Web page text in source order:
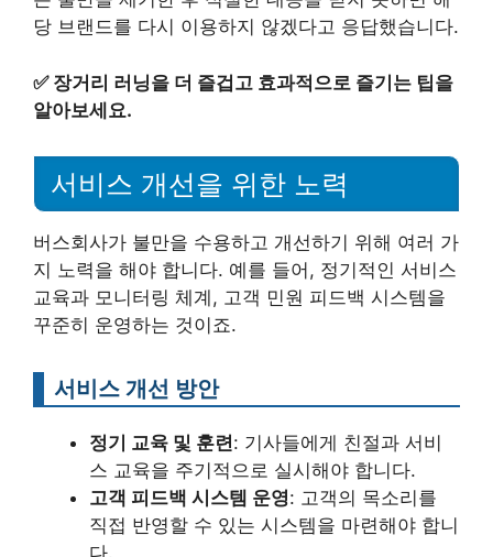
당 브랜드를 다시 이용하지 않겠다고 응답했습니다.
✅ 장거리 러닝을 더 즐겁고 효과적으로 즐기는 팁을
알아보세요.
서비스 개선을 위한 노력
버스회사가 불만을 수용하고 개선하기 위해 여러 가
지 노력을 해야 합니다. 예를 들어, 정기적인 서비스
교육과 모니터링 체계, 고객 민원 피드백 시스템을
꾸준히 운영하는 것이죠.
서비스 개선 방안
정기 교육 및 훈련: 기사들에게 친절과 서비
스 교육을 주기적으로 실시해야 합니다.
고객 피드백 시스템 운영: 고객의 목소리를
직접 반영할 수 있는 시스템을 마련해야 합니